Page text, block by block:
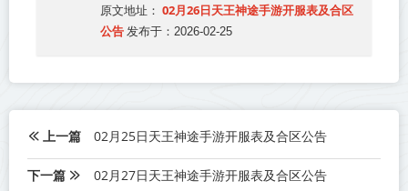
原文地址： 02月26日天王神途手游开服表及合区
公告 发布于：2026-02-25
上一篇 02月25日天王神途手游开服表及合区公告
下一篇 02月27日天王神途手游开服表及合区公告